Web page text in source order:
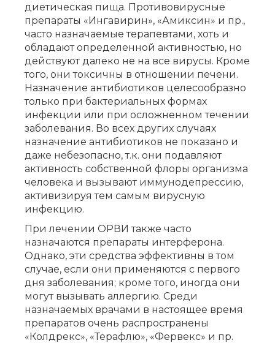
диетическая пища. Противовирусные
препараты «Ингавирин», «Амиксин» и пр.,
часто назначаемые терапевтами, хоть и
обладают определенной активностью, но
действуют далеко не на все вирусы. Кроме
того, они токсичны в отношении печени.
Назначение антибиотиков целесообразно
только при бактериальных формах
инфекции или при осложненном течении
заболевания. Во всех других случаях
назначение антибиотиков не показано и
даже небезопасно, т.к. они подавляют
активность собственной флоры организма
человека и вызывают иммунодепрессию,
активизируя тем самым вирусную
инфекцию.
При лечении ОРВИ также часто
назначаются препараты интерферона.
Однако, эти средства эффективны в том
случае, если они применяются с первого
дня заболевания; кроме того, иногда они
могут вызывать аллергию. Среди
назначаемых врачами в настоящее время
препаратов очень распространены
«Колдрекс», «Терафлю», «Фервекс» и пр.